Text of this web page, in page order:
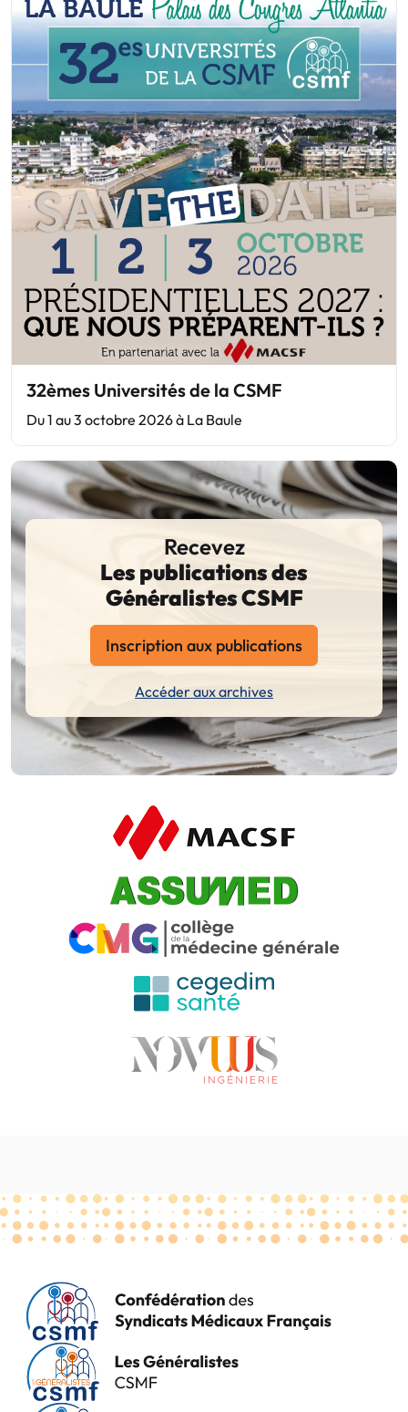
32èmes Universités de la CSMF
Du 1 au 3 octobre 2026 à La Baule
Recevez
Les publications des
Généralistes CSMF
Inscription aux publications
Accéder aux archives